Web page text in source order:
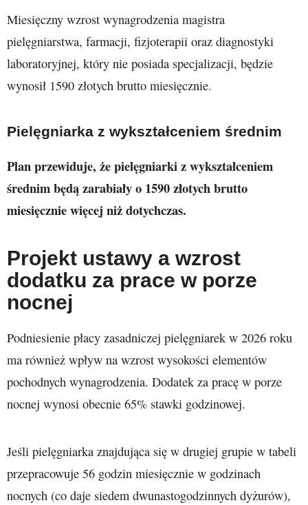
Miesięczny wzrost wynagrodzenia magistra
pielęgniarstwa, farmacji, fizjoterapii oraz diagnostyki
laboratoryjnej, który nie posiada specjalizacji, będzie
wynosił 1590 złotych brutto miesięcznie.
Pielęgniarka z wykształceniem średnim
Plan przewiduje, że pielęgniarki z wykształceniem
średnim będą zarabiały o 1590 złotych brutto
miesięcznie więcej niż dotychczas.
Projekt ustawy a wzrost
dodatku za prace w porze
nocnej
Podniesienie płacy zasadniczej pielęgniarek w 2026 roku
ma również wpływ na wzrost wysokości elementów
pochodnych wynagrodzenia. Dodatek za pracę w porze
nocnej wynosi obecnie 65% stawki godzinowej.
Jeśli pielęgniarka znajdująca się w drugiej grupie w tabeli
przepracowuje 56 godzin miesięcznie w godzinach
nocnych (co daje siedem dwunastogodzinnych dyżurów),